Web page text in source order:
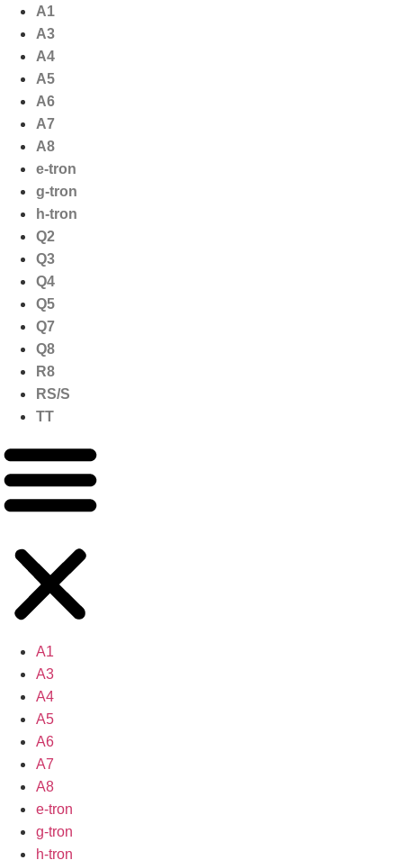
naar
inhoud
A1
A3
A4
A5
A6
A7
A8
e-tron
g-tron
h-tron
Q2
Q3
Q4
Q5
Q7
Q8
R8
RS/S
TT
A1
A3
A4
A5
A6
A7
A8
e-tron
g-tron
h-tron